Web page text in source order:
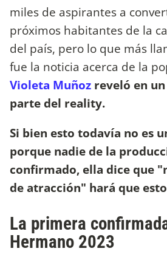
miles de aspirantes a
próximos habitantes de la
del país, pero lo que más
fue la noticia acerca de la
Violeta Muñoz reveló en
parte del reality.
Si bien esto todavía no es
porque nadie de la
confirmado, ella dice que
de atracción" hará que
La primera
Hermano 2023